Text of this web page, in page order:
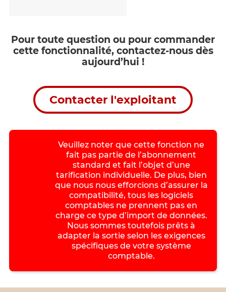
Pour toute question ou pour commander
cette fonctionnalité, contactez-nous dès
aujourd’hui !
Contacter l'exploitant
Veuillez noter que cette fonction ne
fait pas partie de l’abonnement
standard et fait l’objet d’une
tarification individuelle. De plus, bien
que nous nous efforcions d’assurer la
compatibilité, tous les logiciels
comptables ne prennent pas en
charge ce type d’import de données.
Nous sommes toutefois prêts à
adapter la sortie selon les exigences
spécifiques de votre système
comptable.